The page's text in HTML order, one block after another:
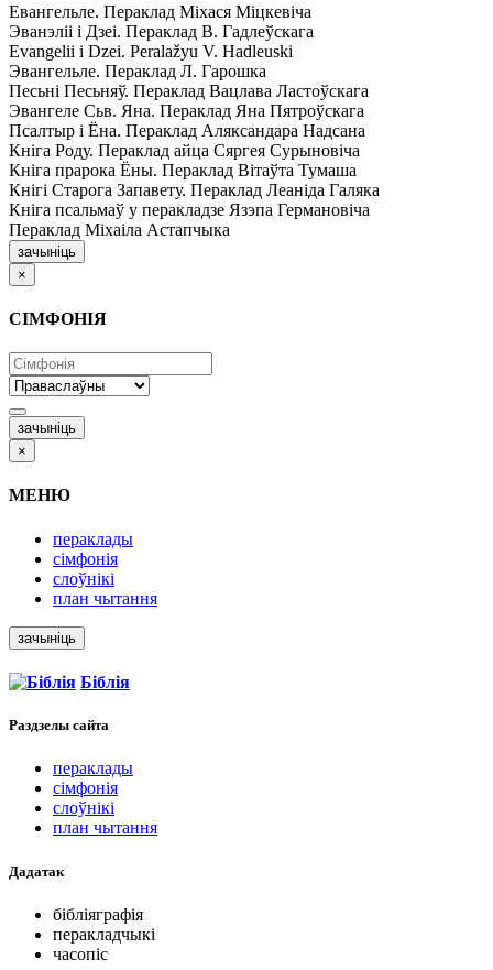
Евангельле. Пераклад Міхася Міцкевіча
Эванэліі і Дзеі. Пераклад В. Гадлеўскага
Evangelii і Dzei. Рeralažyu V. Hadleuski
Эвангельле. Пераклад Л. Гарошка
Песьні Песьняў. Пераклад Вацлава Ластоўскага
Эвангеле Сьв. Яна. Пераклад Яна Пятроўскага
Псалтыр i Ёна. Пераклад Аляксандара Надсана
Кніга Роду. Пераклад айца Сяргея Сурыновіча
Кніга прарока Ёны. Пераклад Вітаўта Тумаша
Кнігі Старога Запавету. Пераклад Леаніда Галяка
Кніга псальмаў у перакладзе Язэпа Германовіча
Пераклад Міхаіла Астапчыка
зачыніць
×
СІМФОНІЯ
зачыніць
×
МЕНЮ
пераклады
сімфонія
слоўнікі
план чытання
зачыніць
Біблія
Раздзелы сайта
пераклады
сімфонія
слоўнікі
план чытання
Дадатак
бібліяграфія
перакладчыкі
часопіс